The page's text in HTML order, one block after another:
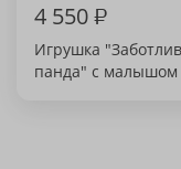
4 550₽
Игрушка
панда" с малышом